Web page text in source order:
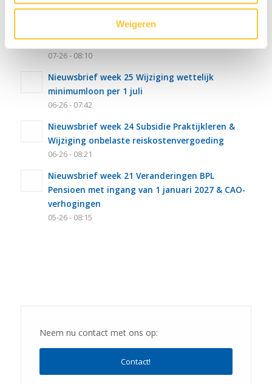
Weigeren
07-26 - 09:50
Nieuwsbrief week 27 Informatieplicht
arbeidsvoorwaarden
07-26 - 08:10
Nieuwsbrief week 25 Wijziging wettelijk
minimumloon per 1 juli
06-26 - 07:42
Nieuwsbrief week 24 Subsidie Praktijkleren &
Wijziging onbelaste reiskostenvergoeding
06-26 - 08:21
Nieuwsbrief week 21 Veranderingen BPL
Pensioen met ingang van 1 januari 2027 & CAO-
verhogingen
05-26 - 08:15
Neem nu contact met ons op:
Contact!